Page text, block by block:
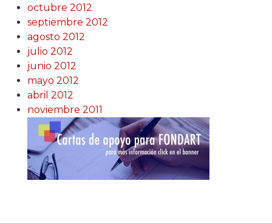
octubre 2012
septiembre 2012
agosto 2012
julio 2012
junio 2012
mayo 2012
abril 2012
noviembre 2011